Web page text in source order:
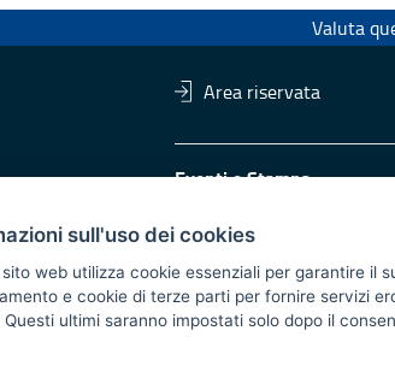
Valuta
Area riservata
Bari
Eventi e Stampa
Press Regione
Redazione
Responsabili di
sull'uso dei cookies
web utilizza cookie essenziali per garantire il
e cookie di terze parti per fornire servizi
ultimi saranno impostati solo dopo il